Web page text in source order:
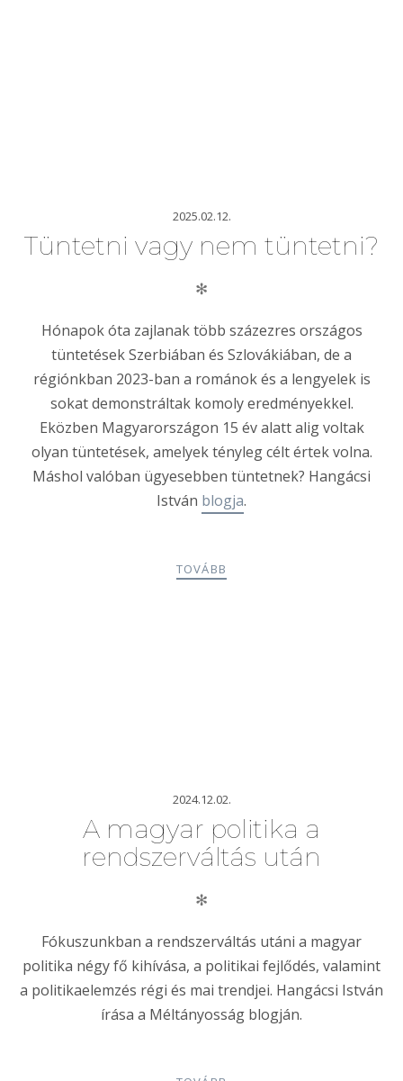
2025.02.12.
Tüntetni vagy nem tüntetni?
✻
Hónapok óta zajlanak több százezres országos
tüntetések Szerbiában és Szlovákiában, de a
régiónkban 2023-ban a románok és a lengyelek is
sokat demonstráltak komoly eredményekkel.
Eközben Magyarországon 15 év alatt alig voltak
olyan tüntetések, amelyek tényleg célt értek volna.
Máshol valóban ügyesebben tüntetnek? Hangácsi
István blogja.
TOVÁBB
2024.12.02.
A magyar politika a
rendszerváltás után
✻
Fókuszunkban a rendszerváltás utáni a magyar
politika négy fő kihívása, a politikai fejlődés, valamint
a politikaelemzés régi és mai trendjei. Hangácsi István
írása a Méltányosság blogján.